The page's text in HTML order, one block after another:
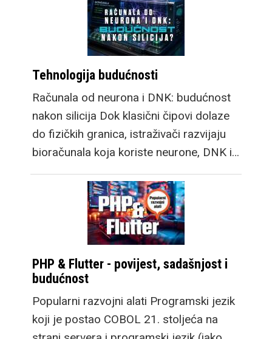
Tehnologija budućnosti
Računala od neurona i DNK: budućnost
nakon silicija Dok klasični čipovi dolaze
do fizičkih granica, istraživači razvijaju
bioračunala koja koriste neurone, DNK i…
PHP & Flutter - povijest, sadašnjost i
budućnost
Popularni razvojni alati Programski jezik
koji je postao COBOL 21. stoljeća na